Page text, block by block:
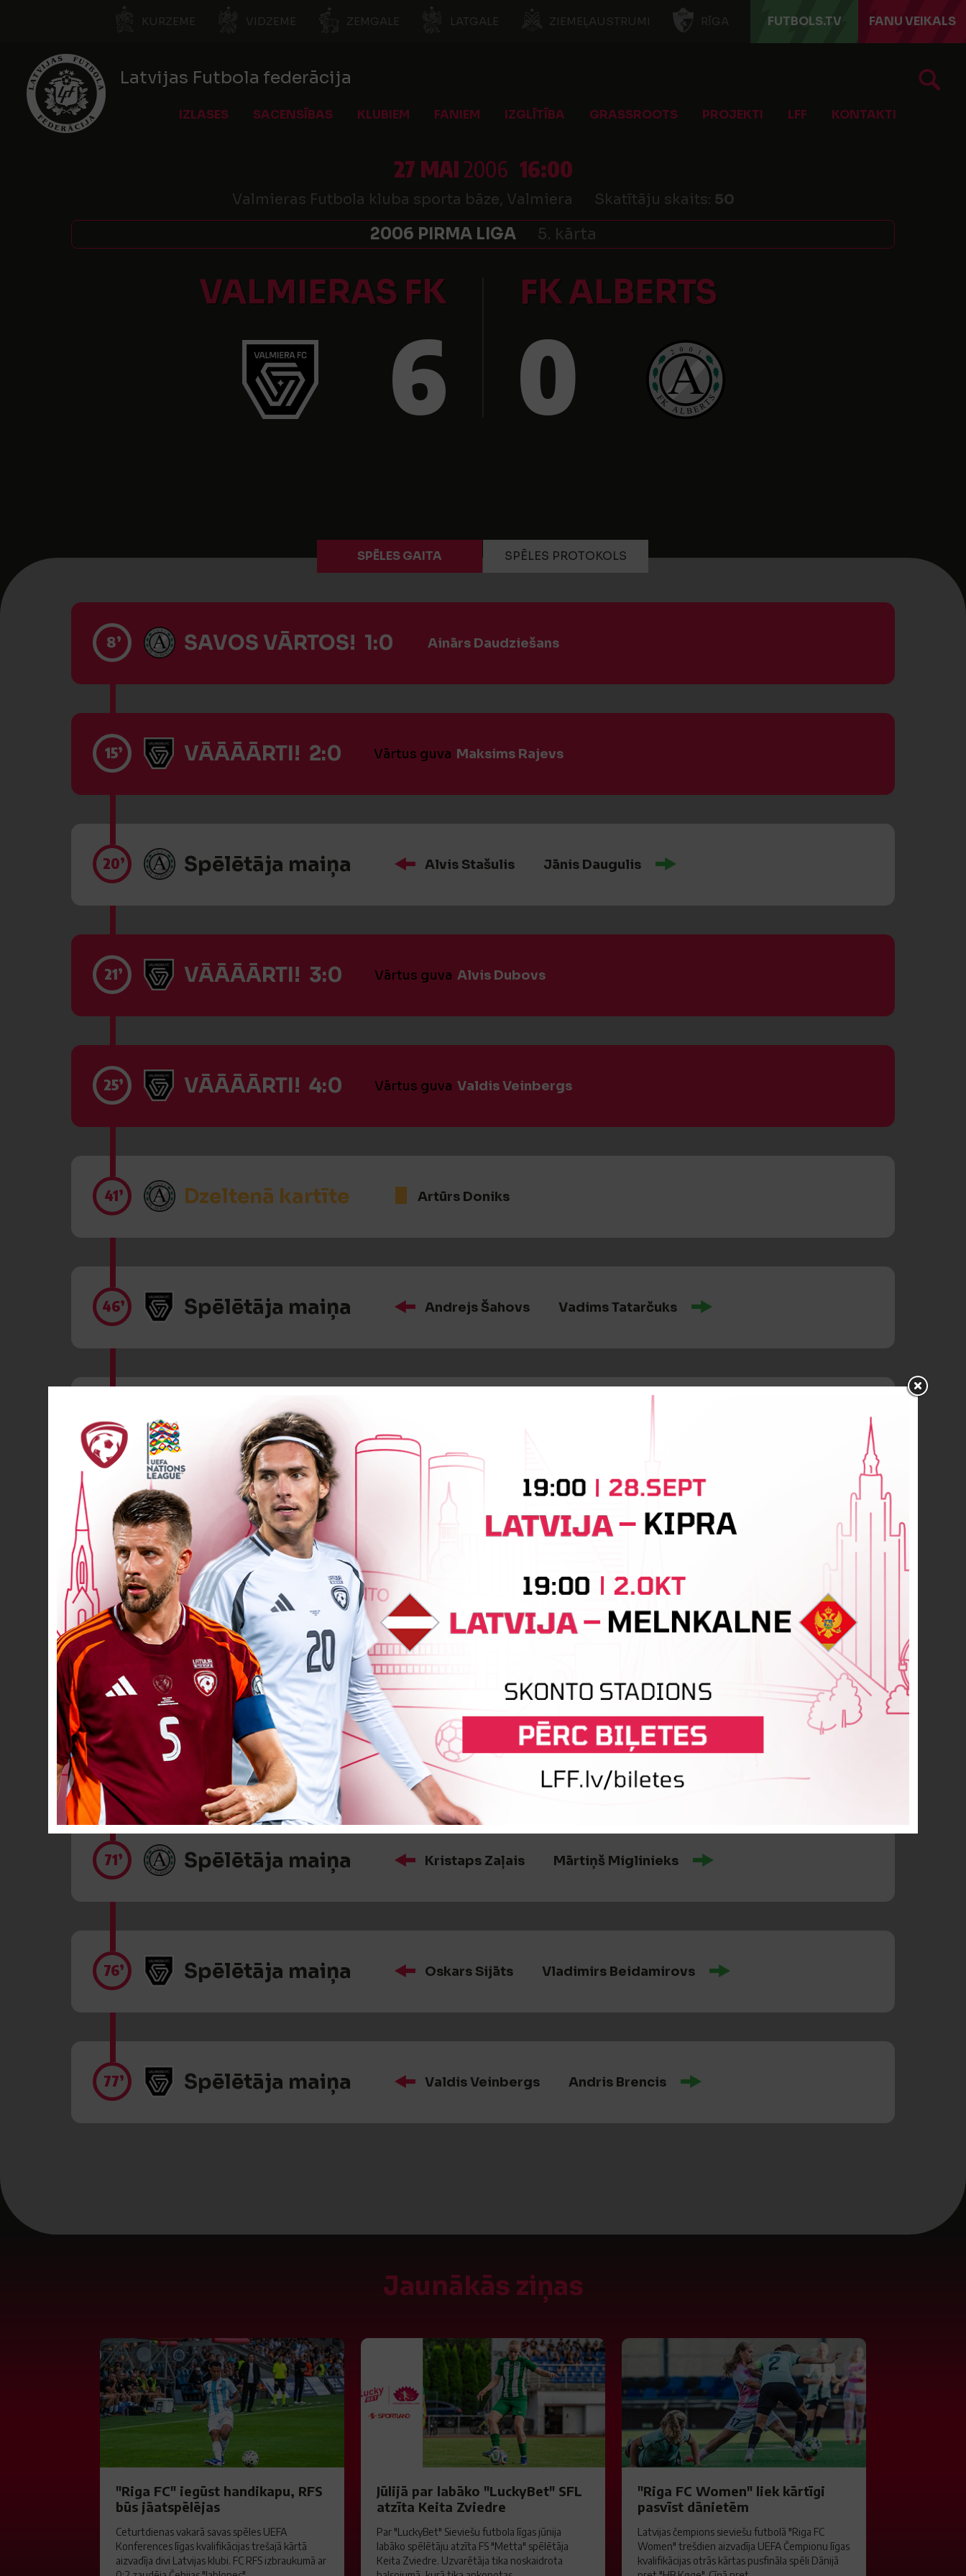
KURZEME VIDZEME ZEMGALE LATGALE ZIEMEĻAUSTRUMI RĪGA FUTBOLS.TV FANU VEIKALS
Latvijas Futbola federācija
IZLASES SACENSĪBAS KLUBIEM FANIEM IZGLĪTĪBA GRASSROOTS PROJEKTI LFF KONTAKTI
27 MAI2006 16:00
Valmieras Futbola kluba sporta bāze, Valmiera Skatītāju skaits: 50
2006 PIRMA LIGA 5. kārta
VALMIERAS FK FK ALBERTS
6 0
SPĒLES GAITA SPĒLES PROTOKOLS
8’ SAVOS VĀRTOS! 1:0 Ainārs Daudziešans
15’ VĀĀĀĀRTI! 2:0 Vārtus guva Maksims Rajevs
20’ Spēlētāja maiņa Alvis Stašulis Jānis Daugulis
21’ VĀĀĀĀRTI! 3:0 Vārtus guva Alvis Dubovs
25’ VĀĀĀĀRTI! 4:0 Vārtus guva Valdis Veinbergs
41’ Dzeltenā kartīte Artūrs Doniks
46’ Spēlētāja maiņa Andrejs Šahovs Vadims Tatarčuks
62’ Spēlētāja maiņa Artūrs Pallo
68’ SAVOS VĀRTOS! 5:0 Ainārs Daudziešans
69’ Spēlētāja maiņa Maksims Rajevs
70’ VĀĀĀĀRTI! 6:0 Vārtus guvaAlvis Dubovs
71’ Spēlētāja maiņa Kristaps Zaļais Mārtiņš Miglinieks
76’ Spēlētāja maiņa Oskars Sijāts Vladimirs Beidamirovs
77’ Spēlētāja maiņa Valdis Veinbergs Andris Brencis
Jaunākās ziņas
"Riga FC" iegūst handikapu, RFS
būs jāatspēlējas
Ceturtdienas vakarā savas spēles UEFA
Konferences līgas kvalifikācijas trešajā kārtā
aizvadīja divi Latvijas klubi. FC RFS izbraukumā ar
Jūlijā par labāko "LuckyBet" SFL
atzīta Keita Zviedre
Par "LuckyBet" Sieviešu futbola līgas jūnija
labāko spēlētāju atzīta FS "Metta" spēlētāja
Keita Zviedre. Uzvarētāja tika noskaidrota
"Riga FC Women" liek kārtīgi
pasvīst dānietēm
Latvijas čempions sieviešu futbolā "Riga FC
Women" trešdien aizvadīja UEFA Čempionu līgas
kvalifikācijas otrās kārtas pusfināla spēli Dānijā